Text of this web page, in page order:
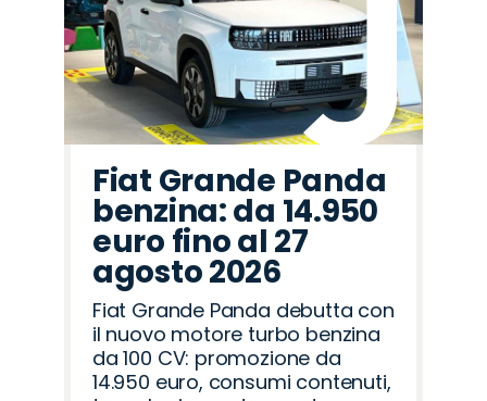
Fiat Grande Panda
benzina: da 14.950
euro fino al 27
agosto 2026
Fiat Grande Panda debutta con
il nuovo motore turbo benzina
da 100 CV: promozione da
14.950 euro, consumi contenuti,